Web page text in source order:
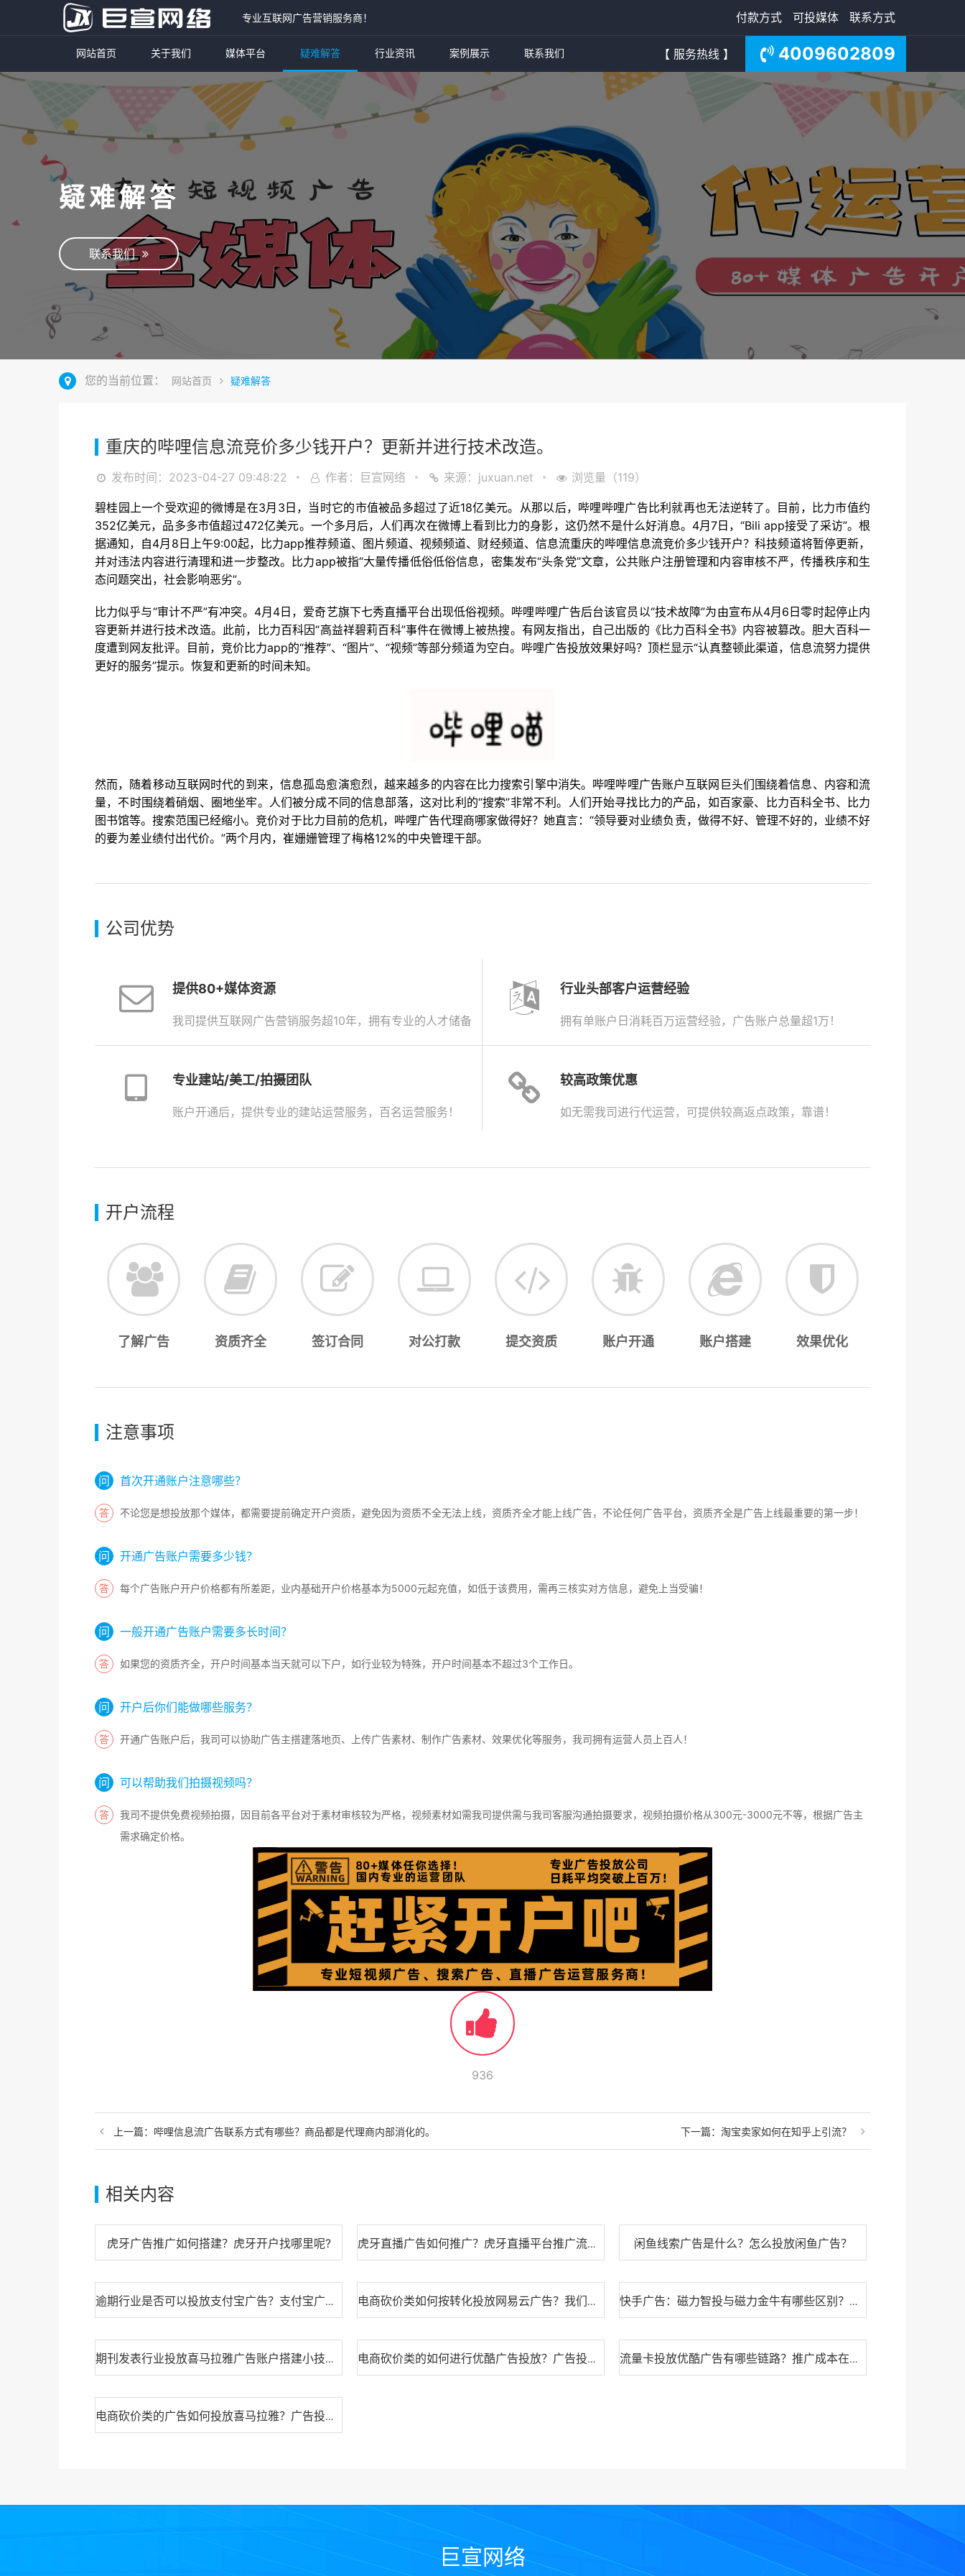
专业互联网广告营销服务商！ 付款方式 可投媒体 联系方式
网站首页 关于我们 媒体平台 疑难解答 行业资讯 案例展示 联系我们 【 服务热线 】 4009602809
疑难解答
联系我们
您的当前位置： 网站首页 疑难解答
重庆的哔哩信息流竞价多少钱开户？更新并进行技术改造。
发布时间：2023-04-27 09:48:22 作者：巨宣网络 来源：juxuan.net 浏览量（119）
碧桂园上一个受欢迎的微博是在3月3日，当时它的市值被品多超过了近18亿美元。从那以后，哔哩哔哩广告比利就再也无法逆转了。目前，比力市值约
352亿美元，品多多市值超过472亿美元。一个多月后，人们再次在微博上看到比力的身影，这仍然不是什么好消息。4月7日，“Bili app接受了采访”。根
据通知，自4月8日上午9:00起，比力app推荐频道、图片频道、视频频道、财经频道、信息流重庆的哔哩信息流竞价多少钱开户？科技频道将暂停更新，
并对违法内容进行清理和进一步整改。比力app被指“大量传播低俗低俗信息，密集发布“头条党”文章，公共账户注册管理和内容审核不严，传播秩序和生
态问题突出，社会影响恶劣”。
比力似乎与“审计不严”有冲突。4月4日，爱奇艺旗下七秀直播平台出现低俗视频。哔哩哔哩广告后台该官员以“技术故障”为由宣布从4月6日零时起停止内
容更新并进行技术改造。此前，比力百科因“高益祥碧莉百科”事件在微博上被热搜。有网友指出，自己出版的《比力百科全书》内容被篡改。胆大百科一
度遭到网友批评。目前，竞价比力app的“推荐”、“图片”、“视频”等部分频道为空白。哔哩广告投放效果好吗？顶栏显示“认真整顿此渠道，信息流努力提供
更好的服务”提示。恢复和更新的时间未知。
然而，随着移动互联网时代的到来，信息孤岛愈演愈烈，越来越多的内容在比力搜索引擎中消失。哔哩哔哩广告账户互联网巨头们围绕着信息、内容和流
量，不时围绕着硝烟、圈地坐牢。人们被分成不同的信息部落，这对比利的“搜索”非常不利。人们开始寻找比力的产品，如百家豪、比力百科全书、比力
图书馆等。搜索范围已经缩小。竞价对于比力目前的危机，哔哩广告代理商哪家做得好？她直言：“领导要对业绩负责，做得不好、管理不好的，业绩不好
的要为差业绩付出代价。”两个月内，崔姗姗管理了梅格12%的中央管理干部。
公司优势
提供80+媒体资源
我司提供互联网广告营销服务超10年，拥有专业的人才储备
行业头部客户运营经验
拥有单账户日消耗百万运营经验，广告账户总量超1万！
专业建站/美工/拍摄团队
账户开通后，提供专业的建站运营服务，百名运营服务！
较高政策优惠
如无需我司进行代运营，可提供较高返点政策，靠谱！
开户流程
了解广告 资质齐全 签订合同 对公打款 提交资质 账户开通 账户搭建 效果优化
注意事项
首次开通账户注意哪些？
不论您是想投放那个媒体，都需要提前确定开户资质，避免因为资质不全无法上线，资质齐全才能上线广告，不论任何广告平台，资质齐全是广告上线最重要的第一步！
开通广告账户需要多少钱？
每个广告账户开户价格都有所差距，业内基础开户价格基本为5000元起充值，如低于该费用，需再三核实对方信息，避免上当受骗！
一般开通广告账户需要多长时间？
如果您的资质齐全，开户时间基本当天就可以下户，如行业较为特殊，开户时间基本不超过3个工作日。
开户后你们能做哪些服务？
开通广告账户后，我司可以协助广告主搭建落地页、上传广告素材、制作广告素材、效果优化等服务，我司拥有运营人员上百人！
可以帮助我们拍摄视频吗？
我司不提供免费视频拍摄，因目前各平台对于素材审核较为严格，视频素材如需我司提供需与我司客服沟通拍摄要求，视频拍摄价格从300元-3000元不等，根据广告主
需求确定价格。
936
上一篇： 哔哩信息流广告联系方式有哪些？商品都是代理商内部消化的。 下一篇：淘宝卖家如何在知乎上引流？
相关内容
虎牙广告推广如何搭建？虎牙开户找哪里呢? 虎牙直播广告如何推广？虎牙直播平台推广流程！ 闲鱼线索广告是什么？怎么投放闲鱼广告？
逾期行业是否可以投放支付宝广告？支付宝广告开户需要哪些资质？ 电商砍价类如何按转化投放网易云广告？我们需要注意些什么？ 快手广告：磁力智投与磁力金牛有哪些区别？如何选择适合自身的推···
期刊发表行业投放喜马拉雅广告账户搭建小技巧！ 电商砍价类的如何进行优酷广告投放？广告投放的流程有哪些？ 流量卡投放优酷广告有哪些链路？推广成本在多少？
电商砍价类的广告如何投放喜马拉雅？广告投放的流程有哪些？
巨宣网络